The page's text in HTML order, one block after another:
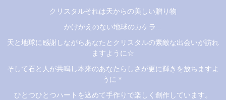
クリスタルそれは天からの美しい贈り物
かけがえのない地球のカケラ...
天と地球に感謝しながらあなたとクリスタルの素敵な出会いが訪れ
ますように☆
そして石と人が共鳴し本来のあなたらしさが更に輝きを放ちますよ
うに＊
ひとつひとつハートを込めて手作りで楽しく創作しています。